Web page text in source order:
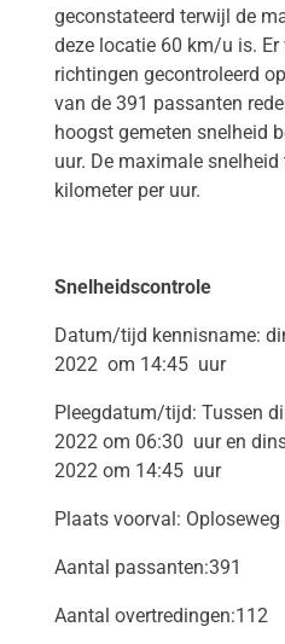
geconstateerd terwijl de
deze locatie 60 km/u is. Er
richtingen gecontroleerd
van de 391 passanten
hoogst gemeten snelheid
uur. De maximale
kilometer per uur.
Snelheidscontrole
Datum/tijd kennisname:
2022 om 14:45 uur
Pleegdatum/tijd: Tussen
2022 om 06:30 uur en
2022 om 14:45 uur
Plaats voorval: Oploseweg
Aantal passanten:391
Aantal overtredingen:112